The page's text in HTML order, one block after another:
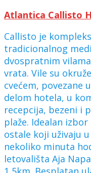
Atlantica Callisto
Callisto je
tradicionalnog
dvospratnim
vrata. Vile su
cvećem, povezane
delom hotela, u
recepcija, bezeni i
plaže. Idealan
ostale koji uživaju
nekoliko minuta
letovališta Aja